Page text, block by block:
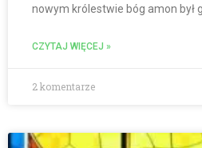
nowym królestwie bóg amon był
CZYTAJ WIĘCEJ »
2 komentarze